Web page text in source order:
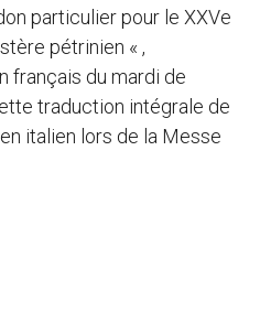
particulier pour le XXVe
pétrinien « ,
français du mardi de
traduction intégrale de
italien lors de la Messe